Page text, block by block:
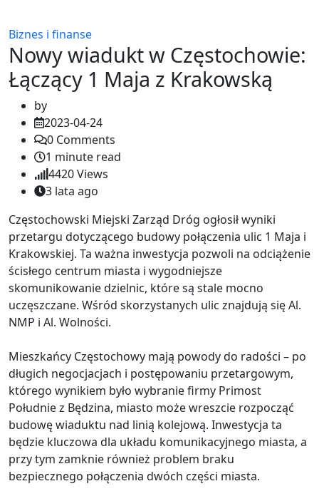
Biznes i finanse
Nowy wiadukt w Częstochowie:
Łączący 1 Maja z Krakowską
by
2023-04-24
0 Comments
1 minute read
4420Views
3 lata ago
Częstochowski Miejski Zarząd Dróg ogłosił wyniki
przetargu dotyczącego budowy połączenia ulic 1 Maja i
Krakowskiej. Ta ważna inwestycja pozwoli na odciążenie
ścisłego centrum miasta i wygodniejsze
skomunikowanie dzielnic, które są stale mocno
uczęszczane. Wśród skorzystanych ulic znajdują się Al.
NMP i Al. Wolności.
Mieszkańcy Częstochowy mają powody do radości – po
długich negocjacjach i postępowaniu przetargowym,
którego wynikiem było wybranie firmy Primost
Południe z Będzina, miasto może wreszcie rozpocząć
budowę wiaduktu nad linią kolejową. Inwestycja ta
będzie kluczowa dla układu komunikacyjnego miasta, a
przy tym zamknie również problem braku
bezpiecznego połączenia dwóch części miasta.